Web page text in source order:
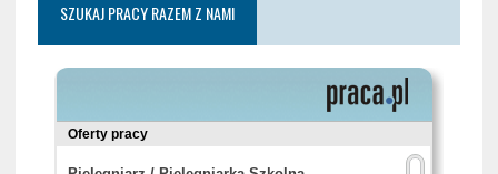
SZUKAJ PRACY RAZEM Z NAMI